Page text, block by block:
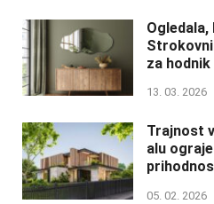
za
13. 03. 2026
Trajnost
alu
05. 02. 2026